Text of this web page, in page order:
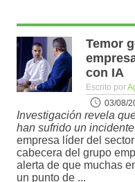
Temor
con IA
Escrito por
03/08/
Investigación revela
han sufrido un incidente
empresa líder del
cabecera del grupo
alerta de que muchas
un punto de ...